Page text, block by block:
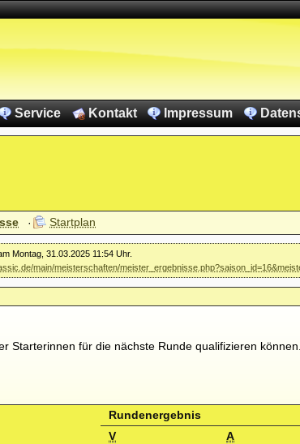
Service Kontakt Impressum
Startplan
Montag, 31.03.2025 11:54 Uhr.
main/meisterschaften/
Starterinnen für die nächste Runde qualifizieren können.
Rundenergebnis
V
A